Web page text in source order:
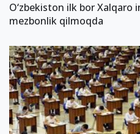
O‘zbekiston ilk bor
mezbonlik qilmoqda